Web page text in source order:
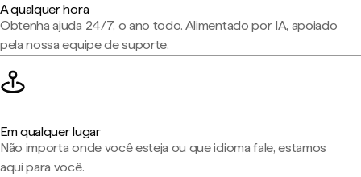
A qualquer hora
Obtenha ajuda 24/7, o ano todo. Alimentado por IA, apoiado
pela nossa equipe de suporte.
Em qualquer lugar
Não importa onde você esteja ou que idioma fale, estamos
aqui para você.